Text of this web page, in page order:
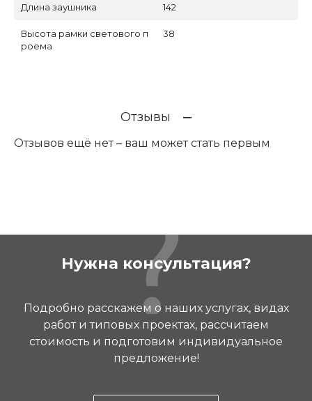
Длина заушника 142
Высота рамки светового п
роема
38
Отзывы
Отзывов ещё нет – ваш может стать первым
Нужна консультация?
Подробно расскажем о наших услугах, видах
работ и типовых проектах, рассчитаем
стоимость и подготовим индивидуальное
предложение!